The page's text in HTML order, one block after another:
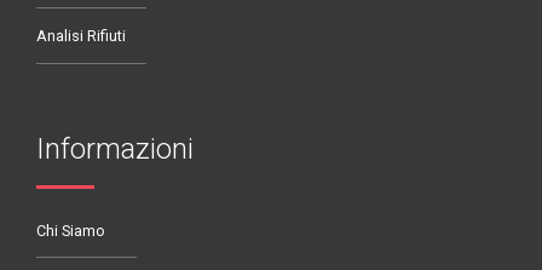
Analisi Rifiuti
Informazioni
Chi Siamo